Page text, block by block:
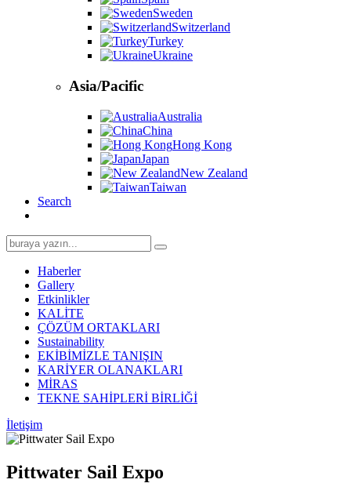
Sweden
Switzerland
Turkey
Ukraine
Asia/Pacific
Australia
China
Hong Kong
Japan
New Zealand
Taiwan
Search
Search
for:
Haberler
Gallery
Etkinlikler
KALİTE
ÇÖZÜM ORTAKLARI
Sustainability
EKİBİMİZLE TANIŞIN
KARİYER OLANAKLARI
MİRAS
TEKNE SAHİPLERİ BİRLİĞİ
İletişim
Pittwater Sail Expo